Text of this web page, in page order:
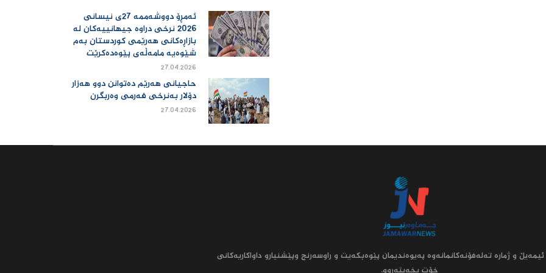
ئەمڕۆ دووشەممە 27ی نیسانی
2026 نرخی دراوە جیهانییەكان لە
بازاڕەكانی هەرێمی كوردستان بەم
شێوەیە مامەڵەی پێوەدەكرێت
27.04.2026
حاجیانی هەرێم دەتوانن دوو هەزار
دۆلار بەنرخی فەرمی وەربگرن
27.04.2026
و ژماره‌ ته‌له‌فۆنه‌کانمانه‌وه‌ په‌یوه‌ندیمان پێوه‌بکه‌یت و راوسه‌رنج وپێشنیارو داواکاریه‌کانى
خۆت بخه‌یته‌روو.